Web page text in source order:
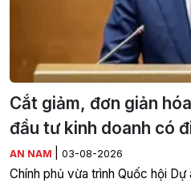
Cắt giảm, đơn giản
đầu tư kinh doanh có
AN NAM 03-08-2026
Chính phủ vừa trình Quốc hội